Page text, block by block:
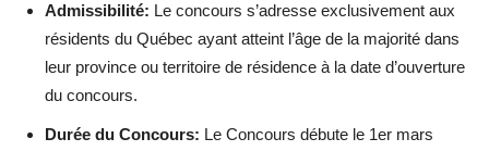
Admissibilité: Le concours s’adresse exclusivement aux
résidents du Québec ayant atteint l’âge de la majorité dans
leur province ou territoire de résidence à la date d’ouverture
du concours.
Durée du Concours: Le Concours débute le 1er mars